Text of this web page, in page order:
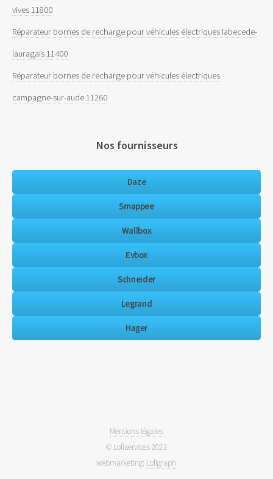
vives 11800
Réparateur bornes de recharge pour véhicules électriques labecede-
lauragais 11400
Réparateur bornes de recharge pour véhicules électriques
campagne-sur-aude 11260
Nos fournisseurs
Daze
Smappee
Wallbox
Evbox
Schneider
Legrand
Hager
Mentions légales
© Lofiservices 2023
webmarketing: Lofigraph